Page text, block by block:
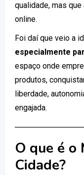
qualidade, mas
online.
Foi daí que veio a
especialmente
espaço onde
produtos,
liberdade,
engajada.
O que é o
Cidade?